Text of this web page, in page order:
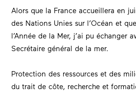
Alors que la France accueillera en
des Nations Unies sur l’Océan et
l’Année de la Mer, j’ai pu échanger
Secrétaire général de la mer.
Protection des ressources et des
du trait de côte, recherche et